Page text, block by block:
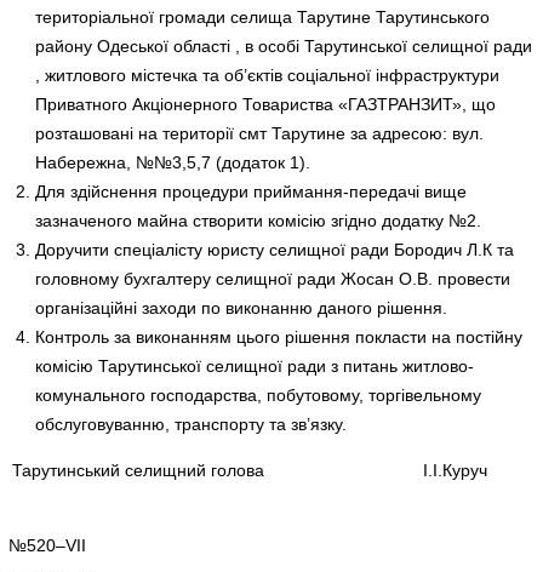
територіальної громади селища Тарутине Тарутинського
району Одеської області , в особі Тарутинської селищної ради
, житлового містечка та об’єктів соціальної інфраструктури
Приватного Акціонерного Товариства «ГАЗТРАНЗИТ», що
розташовані на території смт Тарутине за адресою: вул.
Набережна, №№3,5,7 (додаток 1).
Для здійснення процедури приймання-передачі вище
зазначеного майна створити комісію згідно додатку №2.
Доручити спеціалісту юристу селищної ради Бородич Л.К та
головному бухгалтеру селищної ради Жосан О.В. провести
організаційні заходи по виконанню даного рішення.
Контроль за виконанням цього рішення покласти на постійну
комісію Тарутинської селищної ради з питань житлово-
комунального господарства, побутовому, торгівельному
обслуговуванню, транспорту та зв’язку.
Тарутинський селищний голова І.І.Куруч
№520–VII